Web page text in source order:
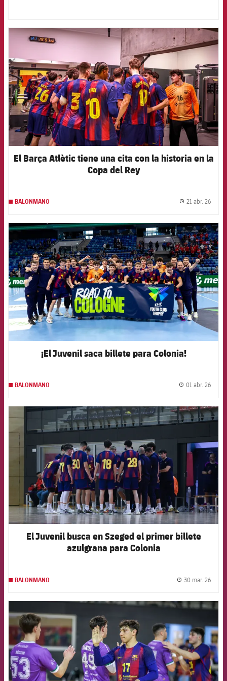
FCB Barcelona badge
El Barça Atlètic tiene una cita con la historia en la
Copa del Rey
BALONMANO 21 abr. 26
FCB Barcelona badge
¡El Juvenil saca billete para Colonia!
BALONMANO 01 abr. 26
FCB Barcelona badge
El Juvenil busca en Szeged el primer billete
azulgrana para Colonia
BALONMANO 30 mar. 26
FCB Barcelona badge